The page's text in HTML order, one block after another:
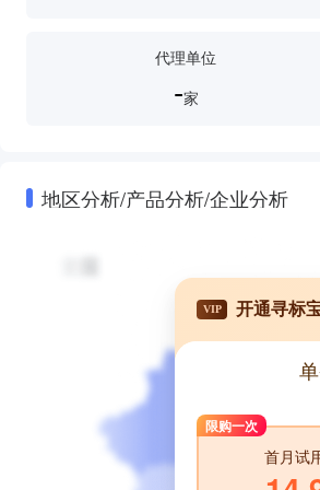
代理单位
-家
地区分析/产品分析/企业分析
VIP 开通寻标
限购一次
首月试